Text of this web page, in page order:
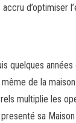
d’optimiser
quelques
de la
multiplie les
sa